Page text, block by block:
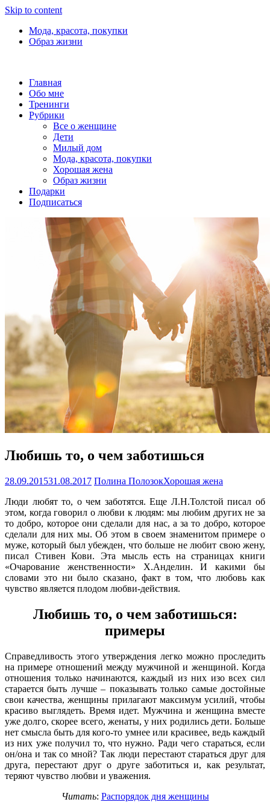
Skip to content
Мода, красота, покупки
Образ жизни
Главная
Обо мне
Тренинги
Рубрики
Все о женщине
Дети
Милый дом
Мода, красота, покупки
Хорошая жена
Образ жизни
Подарки
Подписаться
Любишь то, о чем заботишься
28.09.201531.08.2017 Полина ПолозокХорошая жена
Люди любят то, о чем заботятся. Еще Л.Н.Толстой писал об
этом, когда говорил о любви к людям: мы любим других не за
то добро, которое они сделали для нас, а за то добро, которое
сделали для них мы. Об этом в своем знаменитом примере о
муже, который был убежден, что больше не любит свою жену,
писал Стивен Кови. Эта мысль есть на страницах книги
«Очарование женственности» Х.Анделин. И какими бы
словами это ни было сказано, факт в том, что любовь как
чувство является плодом любви-действия.
Любишь то, о чем заботишься:
примеры
Справедливость этого утверждения легко можно проследить
на примере отношений между мужчиной и женщиной. Когда
отношения только начинаются, каждый из них изо всех сил
старается быть лучше – показывать только самые достойные
свои качества, женщины прилагают максимум усилий, чтобы
красиво выглядеть. Время идет. Мужчина и женщина вместе
уже долго, скорее всего, женаты, у них родились дети. Больше
нет смысла быть для кого-то умнее или красивее, ведь каждый
из них уже получил то, что нужно. Ради чего стараться, если
он/она и так со мной? Так люди перестают стараться друг для
друга, перестают друг о друге заботиться и, как результат,
теряют чувство любви и уважения.
Читать: Распорядок дня женщины